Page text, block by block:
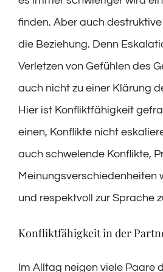
finden. Aber auch
die Beziehung. Denn
Verletzen von Gefühlen des
auch nicht zu einer Klärung
Hier ist Konfliktfähigkeit
einen, Konflikte nicht
auch schwelende Konflikte,
Meinungsverschiedenheiten
und respektvoll zur Sprache
Konfliktfähigkeit in der
Im Alltag neigen viele Paare